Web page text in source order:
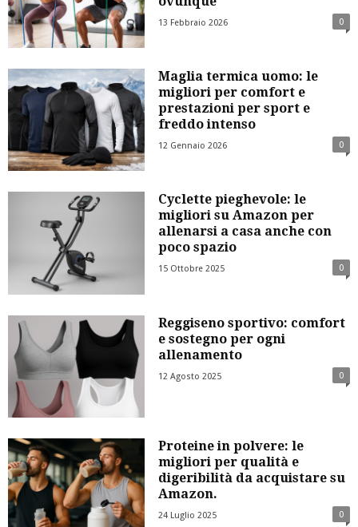
13 Febbraio 2026 0
Maglia termica uomo: le
migliori per comfort e
prestazioni per sport e
freddo intenso
12 Gennaio 2026 0
Cyclette pieghevole: le
migliori su Amazon per
allenarsi a casa anche con
poco spazio
15 Ottobre 2025 0
Reggiseno sportivo: comfort
e sostegno per ogni
allenamento
12 Agosto 2025 0
Proteine in polvere: le
migliori per qualità e
digeribilità da acquistare su
Amazon.
24 Luglio 2025 0